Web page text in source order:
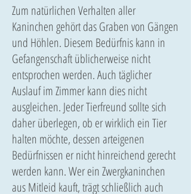
Zum natürlichen Verhalten aller
Kaninchen gehört das Graben von Gängen
und Höhlen. Diesem Bedürfnis kann in
Gefangenschaft üblicherweise nicht
entsprochen werden. Auch täglicher
Auslauf im Zimmer kann dies nicht
ausgleichen. Jeder Tierfreund sollte sich
daher überlegen, ob er wirklich ein Tier
halten möchte, dessen arteigenen
Bedürfnissen er nicht hinreichend gerecht
werden kann. Wer ein Zwergkaninchen
aus Mitleid kauft, trägt schließlich auch